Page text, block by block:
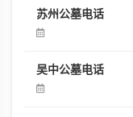
苏州公墓电话
吴中公墓电话